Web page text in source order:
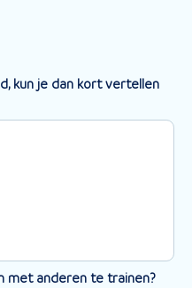
kun je dan kort vertellen
met anderen te trainen?